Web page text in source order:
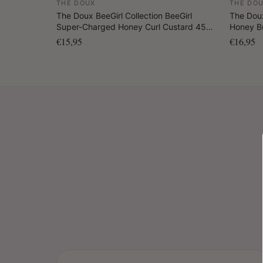
THE DOUX
The Doux BeeGirl Collection BeeGirl
Super-Charged Honey Curl Custard 454
gr.
€15,95
THE
The
Honey
€16,95